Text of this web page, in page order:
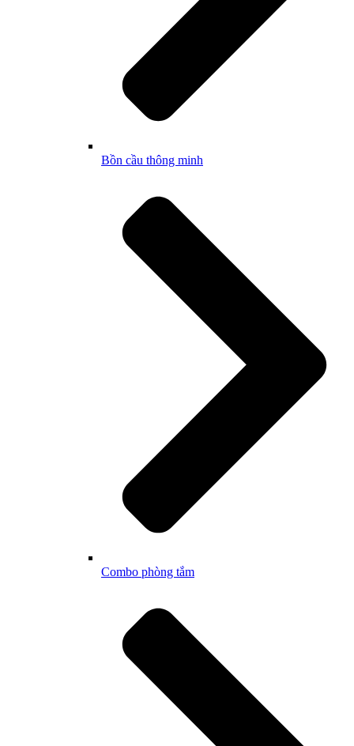
Bồn cầu thông minh
Combo phòng tắm